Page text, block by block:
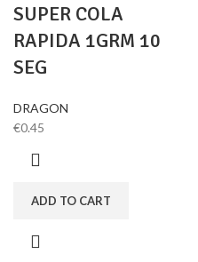
SUPER COLA
RAPIDA 1GRM 10
SEG
DRAGON
€0.45
ADD TO CART